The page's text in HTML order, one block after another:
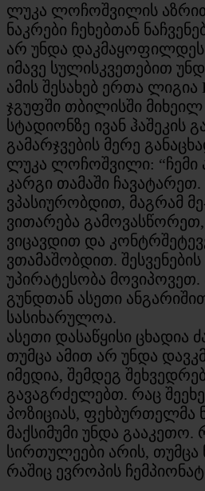
ლუკა ლოჩოშვილის
ნაკრები ჩეხებთან
არ უნდა
იმავე სულისკვეთებით
ამის შესახებ ერთა
ჯგუფში თბილისში მიხეილ
სტადიონზე ივან ჰაშეკის
გამარჯვების მერე
ლუკა ლოჩოშვილი: “ჩემი
კარგი თამაში ჩავატარეთ.
ვპასიურობდით, მაგრამ
ვითარება
ვიცავდით და
ვთამაშობდით. შესვენების
უპირატესობა
გუნდთან ასეთი
სასიხარულოა.
ასეთი დასაწყისი ცხადია
თუმცა ამით არ უნდა
იმედია, შემდეგ
გავაგრძელებთ. რაც
პოზიციას, ფეხბურთელმა
მაქსიმუმი უნდა გააკეთო.
სირთულეები არის, თუმცა
რაშიც ევროპის